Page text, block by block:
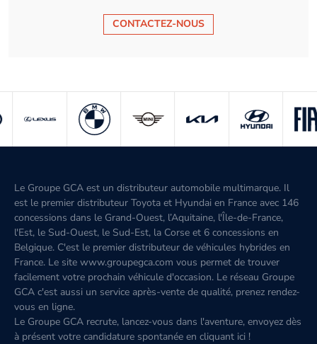
CONTACTEZ-NOUS
Le Groupe GCA est un distributeur automobile multimarque. Il
est le premier distributeur Toyota et Hyundai en France avec 146
concessions dans le Grand-Ouest, l’Aquitaine, l'Île-de-France,
l'Est, le Sud-Ouest, le Sud-Est, la Corse et 6 concessions en
Belgique. C'est le premier distributeur de véhicules hybrides en
France. Le site www.groupegca.com vous permet de trouver
facilement votre prochain véhicule d'occasion. Le réseau Groupe
GCA c'est aussi un service après-vente de qualité, prenez rendez-
vous en ligne.
Le Groupe GCA recrute, lancez-vous dans l'aventure, envoyez dès
à présent votre candidature spontanée en cliquant ici !